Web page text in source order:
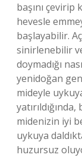
başını çevirip
hevesle
başlayabilir.
sinirlenebilir
doymadığı
yenidoğan
mideyle
midenizin iyi
uykuya
huzursuz